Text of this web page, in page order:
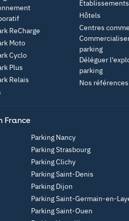
ReCharge
Moto
Cyclo
Plus
Relais
Hôtels
Centres
parking
Déléguer
parking
Nos références
France
Parking Nancy
Parking Strasbourg
Parking Clichy
Parking Saint-Denis
Parking Dijon
Parking Saint-Germain-en-
Parking Saint-Ouen